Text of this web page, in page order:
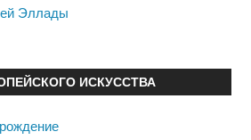
Эллады
ИСКУССТВА